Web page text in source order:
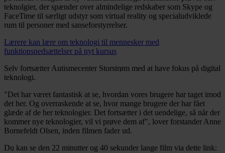
teknolgier, der spænder over almindelige redskaber som Skype og
FaceTime til særligt udstyr som virtual reality og specialudviklede
rum til personer med sanseforstyrrelser.
Lærere kan lære om teknologi til mennesker med
funktionsnedsættelser på nyt kursus
Selv fortsætter Autismecenter Storstrøm med at have fokus på digital
teknologi.
"Det har været fantastisk at se, hvordan vores brugere har taget imod
det her. Og overraskende at se, hvor mange brugere der har fået
glæde af de her teknologier. Det fortsætter i det uendelige, så når der
kommer nye teknologier, vil vi prøve dem af", lover forstander Anne
Bornefeldt Olsen, inden filmen fader ud.
Du kan se den 22 minutter og 40 sekunder lange film via dette link: